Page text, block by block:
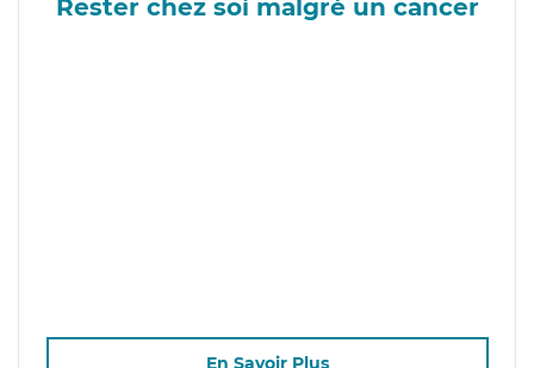
Rester chez soi malgré un cancer